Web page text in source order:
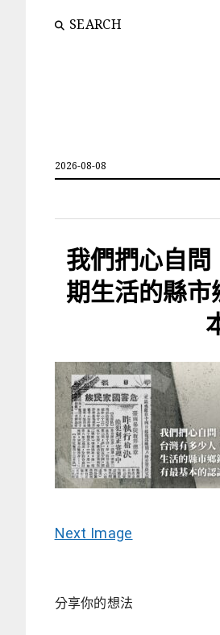
SEARCH
2026-08-08
我們捫心自
期生活的縣
Next Image
分享你的想法